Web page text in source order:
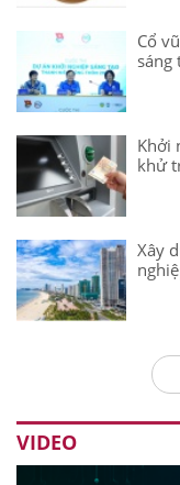
Cổ
sáng
Khởi
khử
Xây
VIDEO